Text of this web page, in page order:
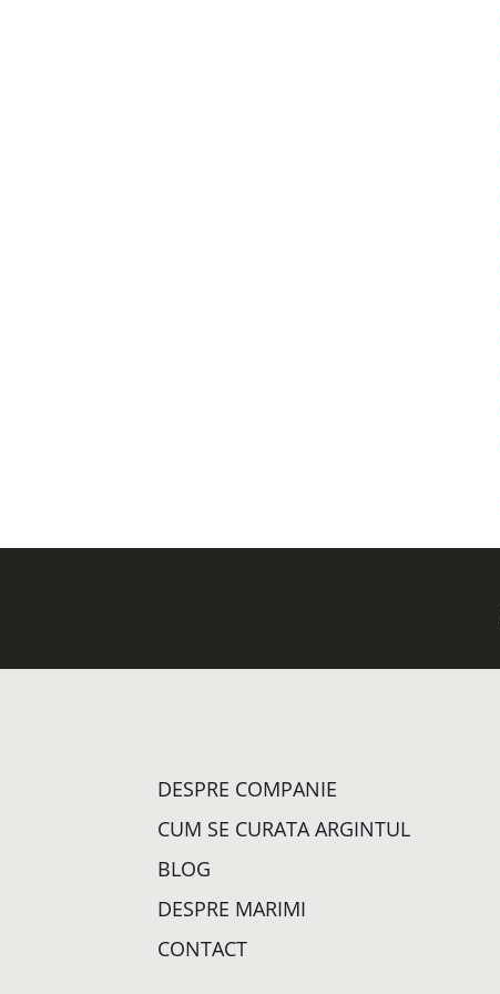
DESPRE COMPANIE
CUM SE CURATA ARGINTUL
BLOG
DESPRE MARIMI
CONTACT